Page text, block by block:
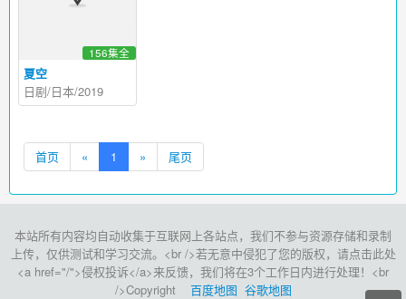
夏空
156集全
日剧/日本/2019
首页 « 1 » 尾页
本站所有内容均自动收集于互联网上各站点，我们不参与资源存储和录制
上传，仅供测试和学习交流。<br />若无意中侵犯了您的版权，请点击此处
<a href="/">侵权投诉</a>来反馈，我们将在3个工作日内进行处理！<br
/>Copyright 百度地图 谷歌地图